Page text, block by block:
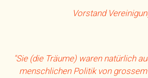
Vorstand
"Sie (die Träume) waren natürlich
menschlichen Politik von